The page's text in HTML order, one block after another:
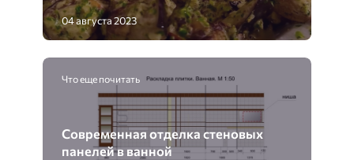
04 августа 2023
Что еще почитать
Современная отделка стеновых
панелей в ванной